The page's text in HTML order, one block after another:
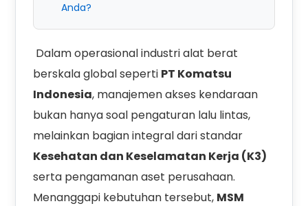
Anda?
Dalam operasional industri alat berat
berskala global seperti PT Komatsu
Indonesia, manajemen akses kendaraan
bukan hanya soal pengaturan lalu lintas,
melainkan bagian integral dari standar
Kesehatan dan Keselamatan Kerja (K3)
serta pengamanan aset perusahaan.
Menanggapi kebutuhan tersebut, MSM